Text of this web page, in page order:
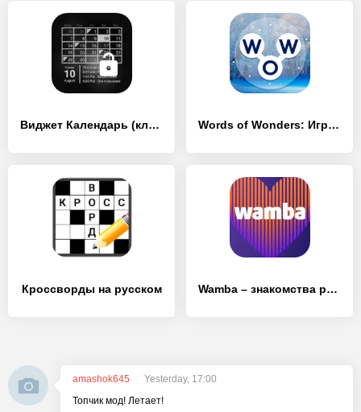
Виджет Календарь (ключ) Words of Wonders: Игра в слова
Кроссворды на русском Wamba – знакомства рядом и чат
amashok645
Yesterday, 17:00
Топчик мод! Летает!